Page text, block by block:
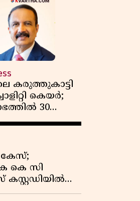
കരുത്തുകാട്ടി
കെയർ;
30
വളർച്ച,
വൻ
ആദ്യ പാദ
പുറത്ത്
കേസ്;
കെ സി